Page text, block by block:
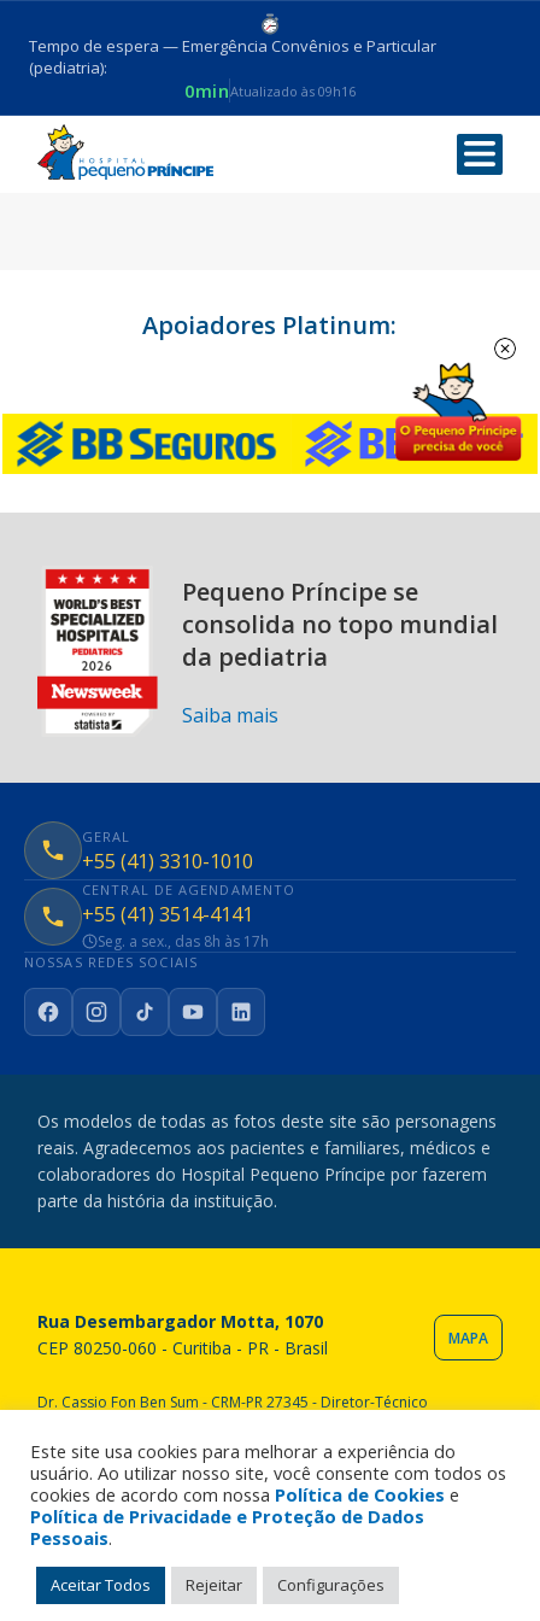
Tempo de espera — Emergência Convênios e Particular
(pediatria):
0minAtualizado às 09h16
Apoiadores Platinum:
Pequeno Príncipe se
consolida no topo mundial
da pediatria
Saiba mais
GERAL
+55 (41) 3310-1010
CENTRAL DE AGENDAMENTO
+55 (41) 3514-4141
Seg. a sex., das 8h às 17h
NOSSAS REDES SOCIAIS
FacebookInstagram
TikTokYouTubeLinkedIn
Os modelos de todas as fotos deste site são personagens
reais. Agradecemos aos pacientes e familiares, médicos e
colaboradores do Hospital Pequeno Príncipe por fazerem
parte da história da instituição.
Rua Desembargador Motta, 1070
CEP 80250-060 - Curitiba - PR - Brasil
MAPA
Dr. Cassio Fon Ben Sum - CRM-PR 27345 - Diretor-Técnico
reservados. All rights reserved.
Este site usa cookies para melhorar a experiência do
usuário. Ao utilizar nosso site, você consente com todos os
cookies de acordo com nossa Política de Cookies e
Política de Privacidade e Proteção de Dados
Pessoais.
Aceitar Todos Rejeitar Configurações